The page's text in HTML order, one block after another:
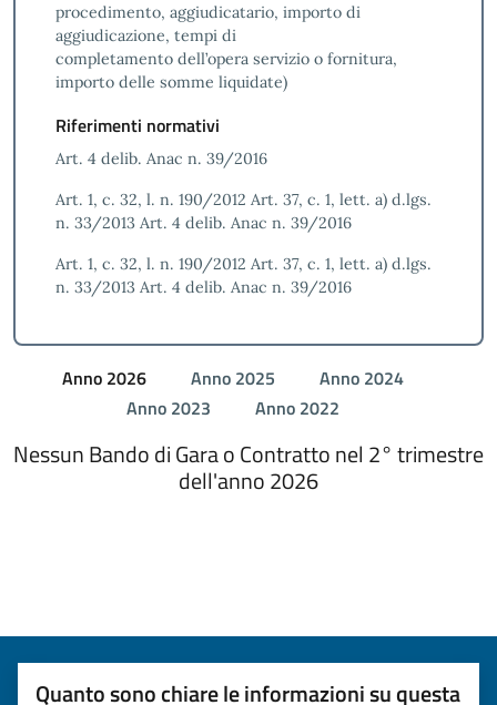
procedimento, aggiudicatario, importo di
aggiudicazione, tempi di
completamento dell’opera servizio o fornitura,
importo delle somme liquidate)
Riferimenti normativi
Art. 4 delib. Anac n. 39/2016
Art. 1, c. 32, l. n. 190/2012 Art. 37, c. 1, lett. a) d.lgs.
n. 33/2013 Art. 4 delib. Anac n. 39/2016
Art. 1, c. 32, l. n. 190/2012 Art. 37, c. 1, lett. a) d.lgs.
n. 33/2013 Art. 4 delib. Anac n. 39/2016
Anno 2026 Anno 2025
Anno 2024
Anno 2023
Anno 2022
Nessun Bando di Gara o Contratto nel 2° trimestre
dell'anno 2026
Quanto sono chiare le informazioni su questa